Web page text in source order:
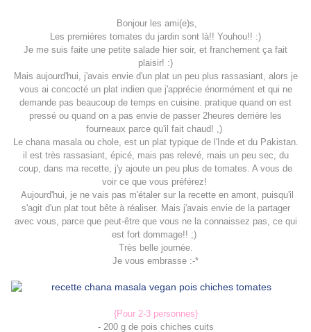
Bonjour les ami(e)s,
Les premières tomates du jardin sont là!! Youhou!! :)
Je me suis faite une petite salade hier soir, et franchement ça fait
plaisir! :)
Mais aujourd'hui, j'avais envie d'un plat un peu plus rassasiant, alors je
vous ai concocté un plat indien que j'apprécie énormément et qui ne
demande pas beaucoup de temps en cuisine. pratique quand on est
pressé ou quand on a pas envie de passer 2heures derrière les
fourneaux parce qu'il fait chaud! ,)
Le chana masala ou chole, est un plat typique de l'Inde et du Pakistan.
il est très rassasiant, épicé, mais pas relevé, mais un peu sec, du
coup, dans ma recette, j'y ajoute un peu plus de tomates. A vous de
voir ce que vous préférez!
Aujourd'hui, je ne vais pas m'étaler sur la recette en amont, puisqu'il
s'agit d'un plat tout bête à réaliser. Mais j'avais envie de la partager
avec vous, parce que peut-être que vous ne la connaissez pas, ce qui
est fort dommage!! ;)
Très belle journée.
Je vous embrasse :-*
{Pour 2-3 personnes}
- 200 g de pois chiches cuits